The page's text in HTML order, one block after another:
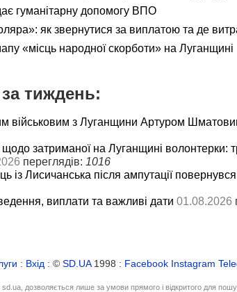
гуманітарну допомогу ВПО
як звернутися за виплатою та де
«місць народної скорботи» на Луганщині
тиждень:
військовим з Луганщини Артуром
затриманої на Луганщині волонтерки:
переглядів: 1016
із Лисичанська після ампутації
виплати та важливі дати 01.08.2026
: Вхід : © SD.UA1998 : Facebook Instagram
sd.ua, дозволяється лише за умови прямого і відкритого для